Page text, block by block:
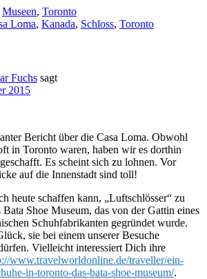
Museen, Toronto
Loma, Kanada, Schloss, Toronto
Fuchs sagt
2015
Bericht über die Casa Loma. Obwohl
in Toronto waren, haben wir es dorthin
Es scheint sich zu lohnen. Vor
auf die Innenstadt sind toll!
heute schaffen kann, „Luftschlösser“ zu
Bata Shoe Museum, das von der Gattin eines
Schuhfabrikanten gegründet wurde.
sie bei einem unserer Besuche
Vielleicht interessiert Dich ihre
www.travelworldonline.de/traveller/ein-
in-toronto-das-bata-shoe-museum/.